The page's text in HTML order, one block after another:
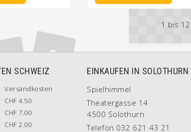
1 bis
SCHWEIZ
Versandkosten
CHF 4.50
CHF 7.00
CHF 2.00
EINKAUFEN IN SOLOTHURN
Spielhimmel
Theatergasse 14
4500 Solothurn
Telefon 032 621 43 21